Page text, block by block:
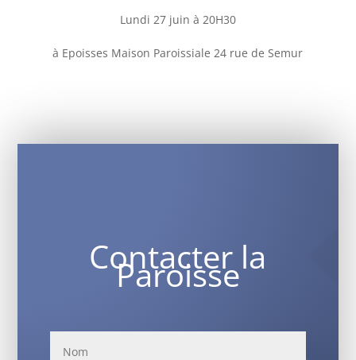
Lundi 27 juin à 20H30
à Epoisses Maison Paroissiale 24 rue de Semur
Contacter la
Paroisse